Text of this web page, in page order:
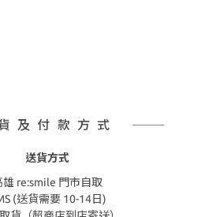
及付款方式
送貨方式
雄 re:smile 門市自取
(送貨需要 10-14日)